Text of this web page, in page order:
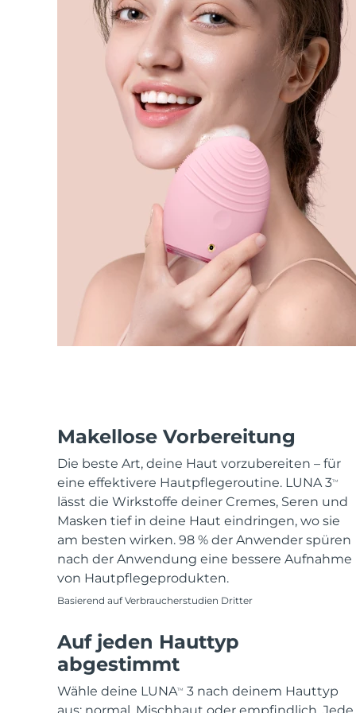
Makellose Vorbereitung
Die beste Art, deine Haut vorzubereiten – für
eine effektivere Hautpflegeroutine. LUNA 3TM
lässt die Wirkstoffe deiner Cremes, Seren und
Masken tief in deine Haut eindringen, wo sie
am besten wirken. 98 % der Anwender spüren
nach der Anwendung eine bessere Aufnahme
von Hautpflegeprodukten.
Basierend auf Verbraucherstudien Dritter
Auf jeden Hauttyp
abgestimmt
Wähle deine LUNATM
3 nach deinem Hauttyp